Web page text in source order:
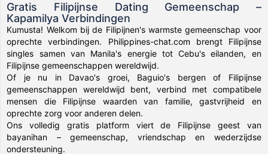
Gratis Filipijnse Dating Gemeenschap –
Kapamilya Verbindingen
Kumusta! Welkom bij de Filipijnen's warmste gemeenschap voor
oprechte verbindingen. Philippines-chat.com brengt Filipijnse
singles samen van Manila's energie tot Cebu's eilanden, en
Filipijnse gemeenschappen wereldwijd.
Of je nu in Davao's groei, Baguio's bergen of Filipijnse
gemeenschappen wereldwijd bent, verbind met compatibele
mensen die Filipijnse waarden van familie, gastvrijheid en
oprechte zorg voor anderen delen.
Ons volledig gratis platform viert de Filipijnse geest van
bayanihan – gemeenschap, vriendschap en wederzijdse
ondersteuning.